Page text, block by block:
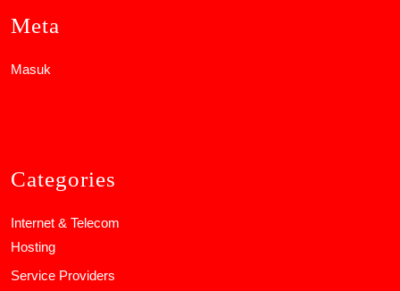
Meta
Masuk
Categories
Internet & Telecom
Hosting
Service Providers